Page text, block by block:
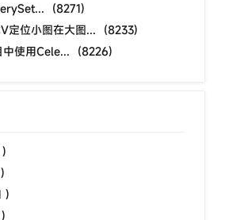
(8271)
定位小图在大图... (8233)
使用Cele... (8226)
)